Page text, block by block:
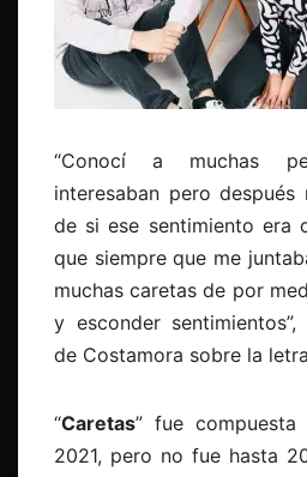
“Conocí a muchas
interesaban pero
de si ese sentimiento era
que siempre que me
muchas caretas de por
y esconder
de Costamora sobre la letra
“Caretas” fue
2021, pero no fue hasta